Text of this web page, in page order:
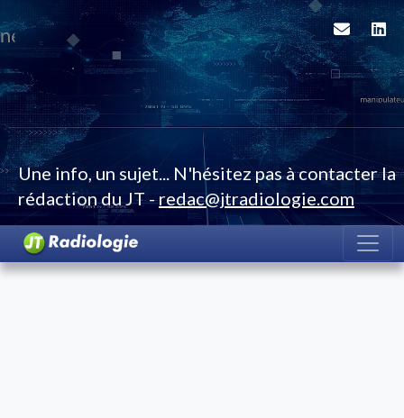
Une info, un sujet... N'hésitez pas à contacter la
rédaction du JT -redac@jtradiologie.com